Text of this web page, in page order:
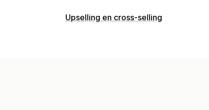
Soorten pagina's
Upselling en cross-selling